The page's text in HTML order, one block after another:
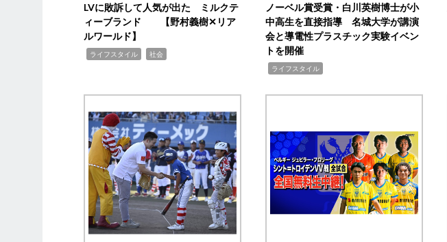
LVに敗訴して人気が出た ミルクテ
ィーブランド 【野村義樹✕リア
ルワールド】
ライフスタイル 社会
ノーベル賞受賞・白川英樹博士が小
中高生を直接指導 名城大学が講演
会と導電性プラスチック実験イベン
トを開催
ライフスタイル